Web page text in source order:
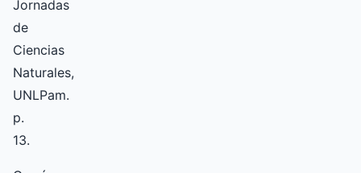
Jornadas
de
Ciencias
Naturales,
UNLPam.
p.
13.